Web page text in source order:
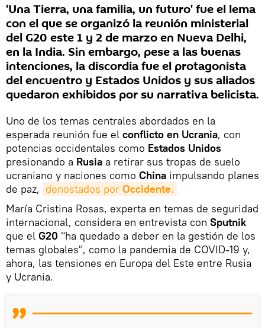
'Una Tierra, una familia, un futuro' fue el lema
con el que se organizó la reunión ministerial
del G20 este 1 y 2 de marzo en Nueva Delhi,
en la India. Sin embargo, pese a las buenas
intenciones, la discordia fue el protagonista
del encuentro y Estados Unidos y sus aliados
quedaron exhibidos por su narrativa belicista.
Uno de los temas centrales abordados en la
esperada reunión fue el conflicto en Ucrania, con
potencias occidentales como Estados Unidos
presionando a Rusia a retirar sus tropas de suelo
ucraniano y naciones como China impulsando planes
de paz, denostados por Occidente.
María Cristina Rosas, experta en temas de seguridad
internacional, considera en entrevista con Sputnik
que el G20 "ha quedado a deber en la gestión de los
temas globales", como la pandemia de COVID-19 y,
ahora, las tensiones en Europa del Este entre Rusia
y Ucrania.